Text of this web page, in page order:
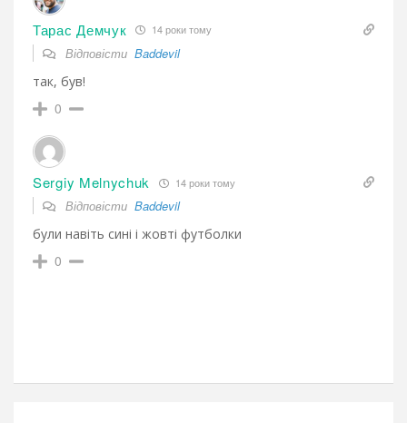
Тарас Демчук 14 роки тому
Відповісти Baddevil
так, був!
0
Sergiy Melnychuk 14 роки тому
Відповісти Baddevil
були навіть сині і жовті футболки
0